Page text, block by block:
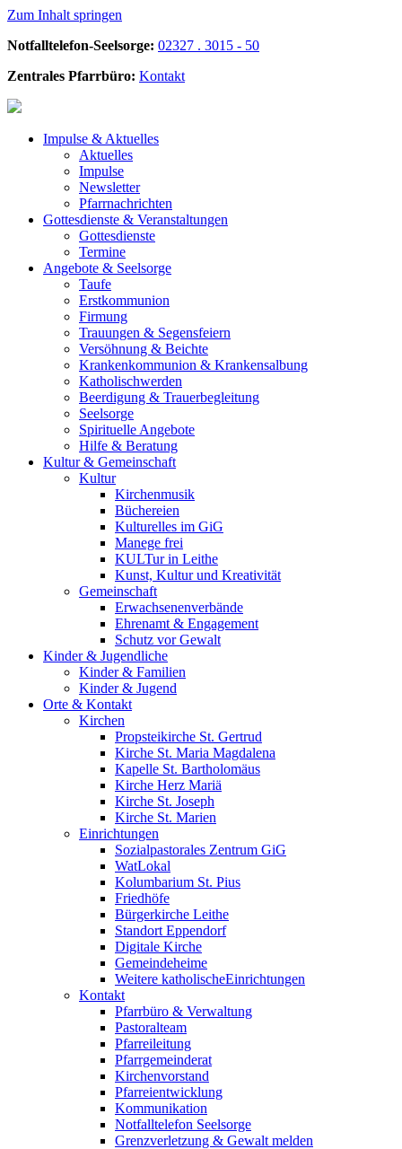
Zum Inhalt springen
Notfalltelefon-Seelsorge: 02327 . 3015 - 50
Zentrales Pfarrbüro: Kontakt
Impulse & Aktuelles
Aktuelles
Impulse
Newsletter
Pfarrnachrichten
Gottesdienste & Veranstaltungen
Gottesdienste
Termine
Angebote & Seelsorge
Taufe
Erstkommunion
Firmung
Trauungen & Segensfeiern
Versöhnung & Beichte
Krankenkommunion & Krankensalbung
Katholischwerden
Beerdigung & Trauerbegleitung
Seelsorge
Spirituelle Angebote
Hilfe & Beratung
Kultur & Gemeinschaft
Kultur
Kirchenmusik
Büchereien
Kulturelles im GiG
Manege frei
KULTur in Leithe
Kunst, Kultur und Kreativität
Gemeinschaft
Erwachsenenverbände
Ehrenamt & Engagement
Schutz vor Gewalt
Kinder & Jugendliche
Kinder & Familien
Kinder & Jugend
Orte & Kontakt
Kirchen
Propsteikirche St. Gertrud
Kirche St. Maria Magdalena
Kapelle St. Bartholomäus
Kirche Herz Mariä
Kirche St. Joseph
Kirche St. Marien
Einrichtungen
Sozialpastorales Zentrum GiG
WatLokal
Kolumbarium St. Pius
Friedhöfe
Bürgerkirche Leithe
Standort Eppendorf
Digitale Kirche
Gemeindeheime
Weitere katholische­­Einrichtungen
Kontakt
Pfarrbüro & Verwaltung
Pastoralteam
Pfarreileitung
Pfarrgemeinderat
Kirchenvorstand
Pfarreientwicklung
Kommunikation
Notfalltelefon Seelsorge
Grenzverletzung & Gewalt melden